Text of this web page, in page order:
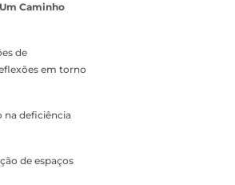
Caminho
de
em torno
na deficiência
de espaços